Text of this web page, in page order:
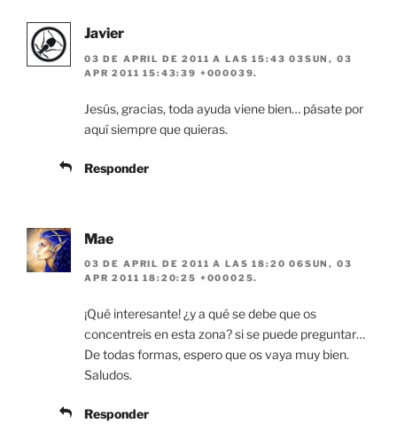
Javier
03 DE APRIL DE 2011 A LAS 15:43 03SUN, 03
APR 2011 15:43:39 +000039.
Jesús, gracias, toda ayuda viene bien… pásate por
aquí siempre que quieras.
Responder
Mae
03 DE APRIL DE 2011 A LAS 18:20 06SUN, 03
APR 2011 18:20:25 +000025.
¡Qué interesante! ¿y a qué se debe que os
concentreis en esta zona? si se puede preguntar…
De todas formas, espero que os vaya muy bien.
Saludos.
Responder